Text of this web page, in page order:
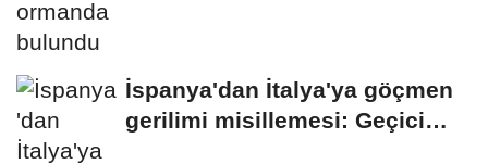
İspanya'dan İtalya'ya göçmen
gerilimi misillemesi: Geçici